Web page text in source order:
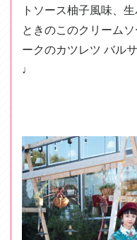
トソース柚子風味、
ときのこのクリーム
ークのカツレツ バル
♩